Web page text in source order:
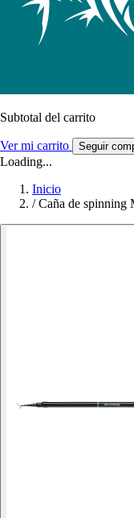
Subtotal del carrito
Ver mi carrito Seguir
Loading...
Inicio
/ Caña de spinning